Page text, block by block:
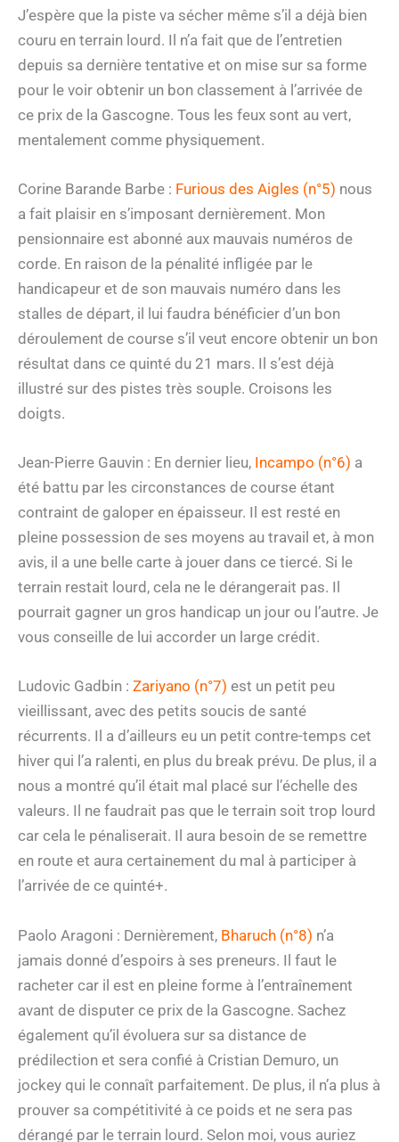
J’espère que la piste va sécher même s’il a déjà bien
couru en terrain lourd. Il n’a fait que de l’entretien
depuis sa dernière tentative et on mise sur sa forme
pour le voir obtenir un bon classement à l’arrivée de
ce prix de la Gascogne. Tous les feux sont au vert,
mentalement comme physiquement.
Corine Barande Barbe : Furious des Aigles (n°5) nous
a fait plaisir en s’imposant dernièrement. Mon
pensionnaire est abonné aux mauvais numéros de
corde. En raison de la pénalité infligée par le
handicapeur et de son mauvais numéro dans les
stalles de départ, il lui faudra bénéficier d’un bon
déroulement de course s’il veut encore obtenir un bon
résultat dans ce quinté du 21 mars. Il s’est déjà
illustré sur des pistes très souple. Croisons les
doigts.
Jean-Pierre Gauvin : En dernier lieu, Incampo (n°6) a
été battu par les circonstances de course étant
contraint de galoper en épaisseur. Il est resté en
pleine possession de ses moyens au travail et, à mon
avis, il a une belle carte à jouer dans ce tiercé. Si le
terrain restait lourd, cela ne le dérangerait pas. Il
pourrait gagner un gros handicap un jour ou l’autre. Je
vous conseille de lui accorder un large crédit.
Ludovic Gadbin : Zariyano (n°7) est un petit peu
vieillissant, avec des petits soucis de santé
récurrents. Il a d’ailleurs eu un petit contre-temps cet
hiver qui l’a ralenti, en plus du break prévu. De plus, il a
nous a montré qu’il était mal placé sur l’échelle des
valeurs. Il ne faudrait pas que le terrain soit trop lourd
car cela le pénaliserait. Il aura besoin de se remettre
en route et aura certainement du mal à participer à
l’arrivée de ce quinté+.
Paolo Aragoni : Dernièrement, Bharuch (n°8) n’a
jamais donné d’espoirs à ses preneurs. Il faut le
racheter car il est en pleine forme à l’entraînement
avant de disputer ce prix de la Gascogne. Sachez
également qu’il évoluera sur sa distance de
prédilection et sera confié à Cristian Demuro, un
jockey qui le connaît parfaitement. De plus, il n’a plus à
prouver sa compétitivité à ce poids et ne sera pas
dérangé par le terrain lourd. Selon moi, vous auriez